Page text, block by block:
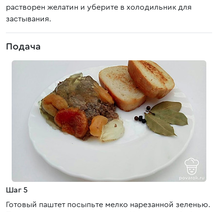
растворен желатин и уберите в холодильник для
застывания.
Подача
Шаг 5
Готовый паштет посыпьте мелко нарезанной зеленью.